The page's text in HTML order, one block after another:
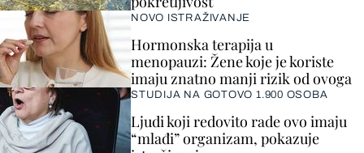
NOVO ISTRAŽIVANJE
Hormonska terapija u
menopauzi: Žene koje je koriste
imaju znatno manji rizik od ovoga
STUDIJA NA GOTOVO 1.900 OSOBA
Ljudi koji redovito rade ovo imaju
“mlađi” organizam, pokazuje